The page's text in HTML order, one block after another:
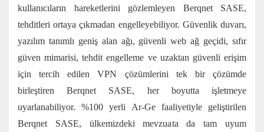
kullanıcıların hareketlerini gözlemleyen Berqnet SASE,
tehditleri ortaya çıkmadan engelleyebiliyor. Güvenlik duvarı,
yazılım tanımlı geniş alan ağı, güvenli web ağ geçidi, sıfır
güven mimarisi, tehdit engelleme ve uzaktan güvenli erişim
için tercih edilen VPN çözümlerini tek bir çözümde
birleştiren Berqnet SASE, her boyutta işletmeye
uyarlanabiliyor. %100 yerli Ar-Ge faaliyetiyle geliştirilen
Berqnet SASE, ülkemizdeki mevzuata da tam uyum